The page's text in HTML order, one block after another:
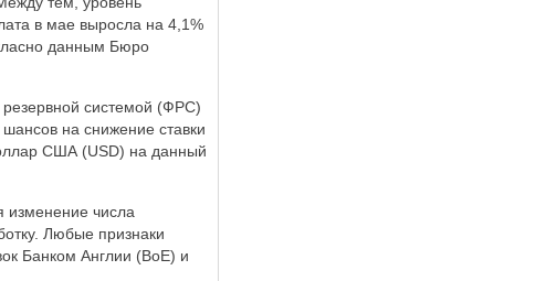
в мае выросла на 4,1%
данным Бюро
системой (ФРС)
на снижение ставки
США (USD) на данный
изменение числа
Любые признаки
Банком Англии (BoE) и